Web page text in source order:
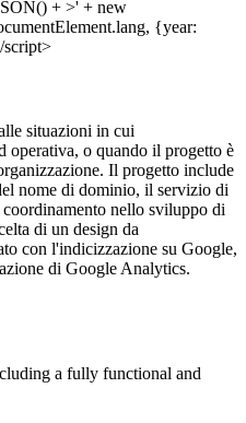
situazioni in cui
operativa, o quando il progetto è
Il progetto include
nome di dominio, il servizio di
nello sviluppo di
di un design da
con l'indicizzazione su Google,
di Google Analytics.
a fully functional and